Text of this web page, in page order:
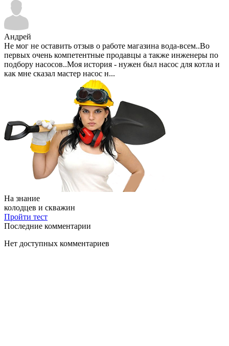
Андрей
Не мог не оставить отзыв о работе магазина вода-всем..Во
первых очень компетентные продавцы а также инженеры по
подбору насосов..Моя история - нужен был насос для котла и
как мне сказал мастер насос н...
На знание
колодцев и скважин
Пройти тест
Последние комментарии
Нет доступных комментариев